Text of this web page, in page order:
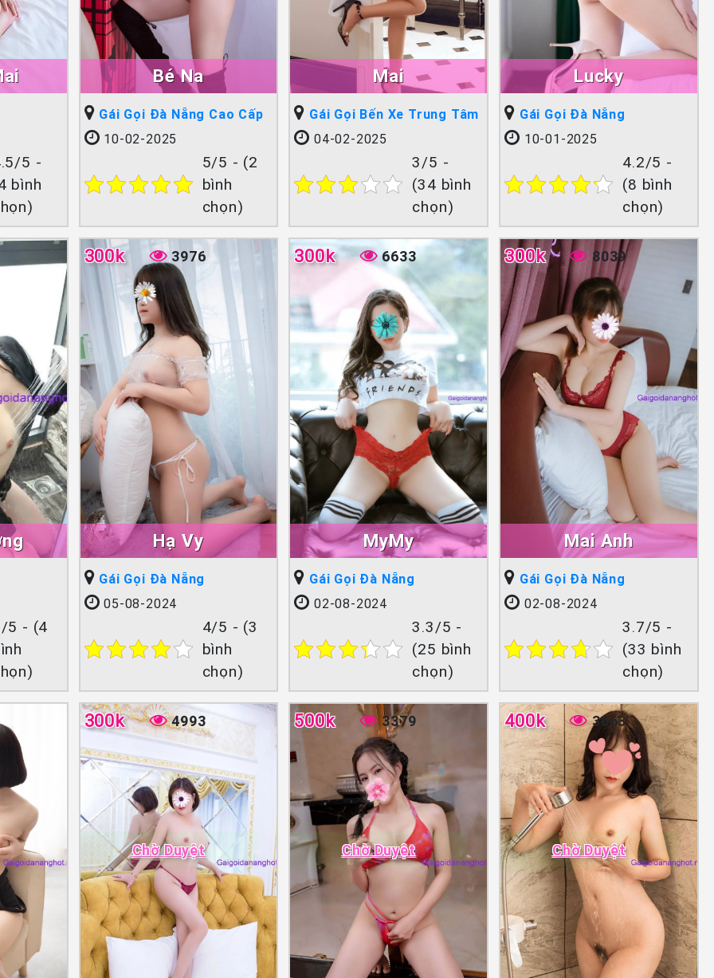
5 -
bình
Bé Na
Gái Gọi Đà Nẵng Cao Cấp
10-02-2025
5/5 - (2
bình
chọn)
Mai
Gái Gọi Bến Xe Trung Tâm
04-02-2025
3/5 -
(34 bình
chọn)
Lucky
Gái Gọi Đà Nẵng
10-01-2025
4.2/5 -
(8 bình
chọn)
5 - (4
Hạ Vy
300k 3976
Gái Gọi Đà Nẵng
05-08-2024
4/5 - (3
bình
chọn)
MyMy
300k 6633
Gái Gọi Đà Nẵng
02-08-2024
3.3/5 -
(25 bình
chọn)
Mai Anh
300k 8039
Gái Gọi Đà Nẵng
02-08-2024
3.7/5 -
(33 bình
chọn)
300k 4993
Chờ Duyệt
500k 3379
Chờ Duyệt
400k 3663
Chờ Duyệt